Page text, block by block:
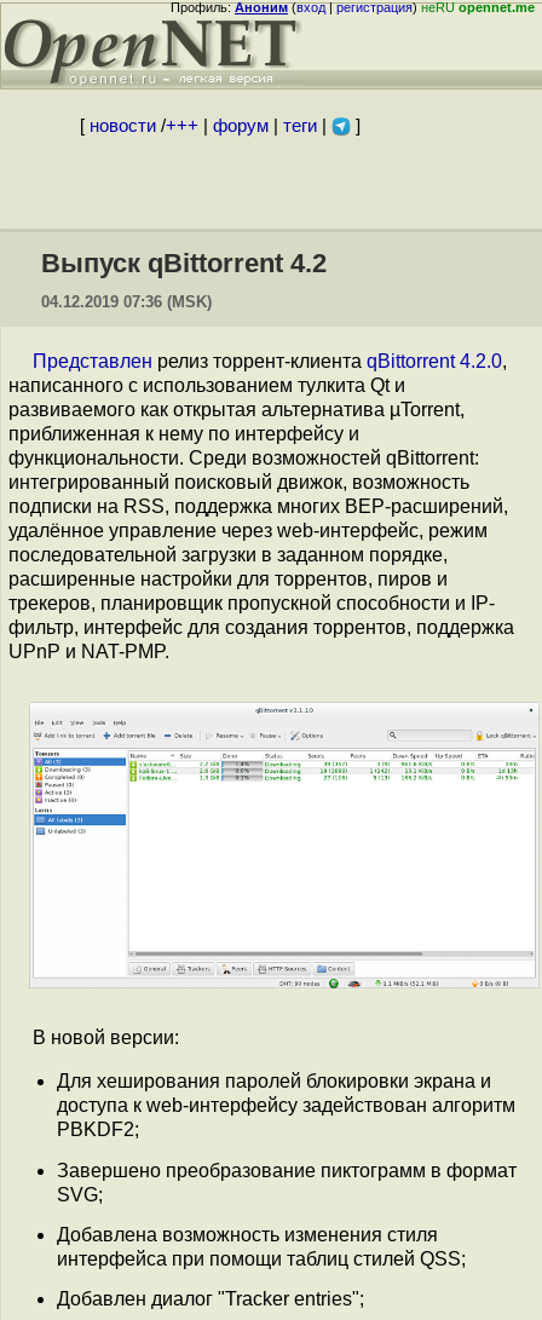
Профиль:Аноним(вход|регистрация)неRUopennet.me
[ новости/+++ форум| теги| ]
Выпуск qBittorrent 4.2
04.12.2019 07:36 (MSK)
Представлен релиз торрент-клиента qBittorrent 4.2.0,
написанного с использованием тулкита Qt и
развиваемого как открытая альтернатива µTorrent,
приближенная к нему по интерфейсу и
функциональности. Среди возможностей qBittorrent:
интегрированный поисковый движок, возможность
подписки на RSS, поддержка многих BEP-расширений,
удалённое управление через web-интерфейс, режим
последовательной загрузки в заданном порядке,
расширенные настройки для торрентов, пиров и
трекеров, планировщик пропускной способности и IP-
фильтр, интерфейс для создания торрентов, поддержка
UPnP и NAT-PMP.
В новой версии:
Для хеширования паролей блокировки экрана и
доступа к web-интерфейсу задействован алгоритм
PBKDF2;
Завершено преобразование пиктограмм в формат
SVG;
Добавлена возможность изменения стиля
интерфейса при помощи таблиц стилей QSS;
Добавлен диалог "Tracker entries";